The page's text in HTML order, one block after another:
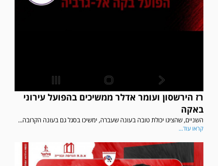
רז הירשסון ועומר אדלר ממשיכים בהפועל עירוני
באקה
השניים, שהציגו יכולת טובה בעונה שעברה, ימשיכו בסגל גם בעונה הקרובה...
קראו עוד...